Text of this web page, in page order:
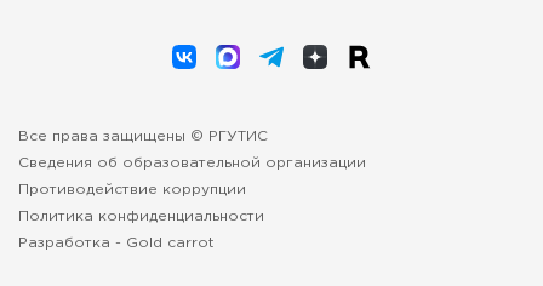
Все права защищены © РГУТИС
Сведения об образовательной организации
Противодействие коррупции
Политика конфиденциальности
Разработка - Gold carrot